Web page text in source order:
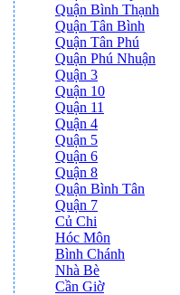
Quận Bình Thạnh
Quận Tân Bình
Quận Tân Phú
Quận Phú Nhuận
Quận 3
Quận 10
Quận 11
Quận 4
Quận 5
Quận 6
Quận 8
Quận Bình Tân
Quận 7
Củ Chi
Hóc Môn
Bình Chánh
Nhà Bè
Cần Giờ